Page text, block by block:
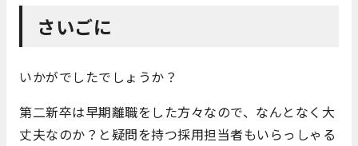
さいごに
いかがでしたでしょうか？
第二新卒は早期離職をした方々なので、なんとなく大
丈夫なのか？と疑問を持つ採用担当者もいらっしゃる